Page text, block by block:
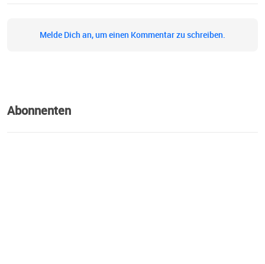
Melde Dich an, um einen Kommentar zu schreiben.
Abonnenten